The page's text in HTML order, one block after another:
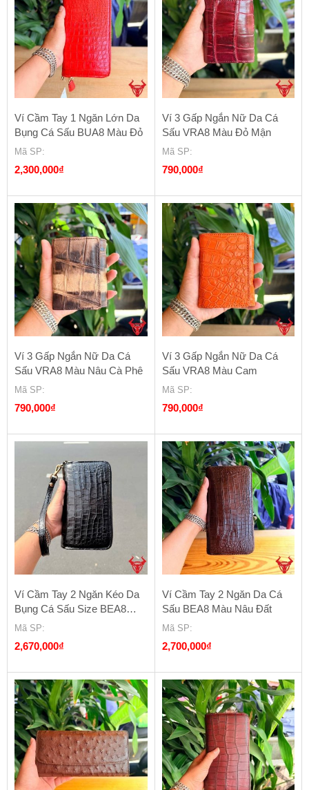
Ví Cầm Tay 1 Ngăn Lớn Da
Bụng Cá Sấu BUA8 Màu Đỏ
Mã SP:
2,300,000₫
Ví 3 Gấp Ngắn Nữ Da Cá
Sấu VRA8 Màu Đỏ Mận
Mã SP:
790,000₫
Ví 3 Gấp Ngắn Nữ Da Cá
Sấu VRA8 Màu Nâu Cà Phê
Mã SP:
790,000₫
Ví 3 Gấp Ngắn Nữ Da Cá
Sấu VRA8 Màu Cam
Mã SP:
790,000₫
Ví Cầm Tay 2 Ngăn Kéo Da
Bụng Cá Sấu Size BEA8
Màu Đen
Mã SP:
2,670,000₫
Ví Cầm Tay 2 Ngăn Da Cá
Sấu BEA8 Màu Nâu Đất
Mã SP:
2,700,000₫